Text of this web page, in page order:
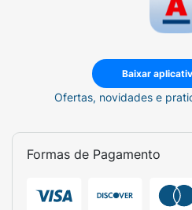
Baixar
Ofertas, novidades e
Formas de Pagamento